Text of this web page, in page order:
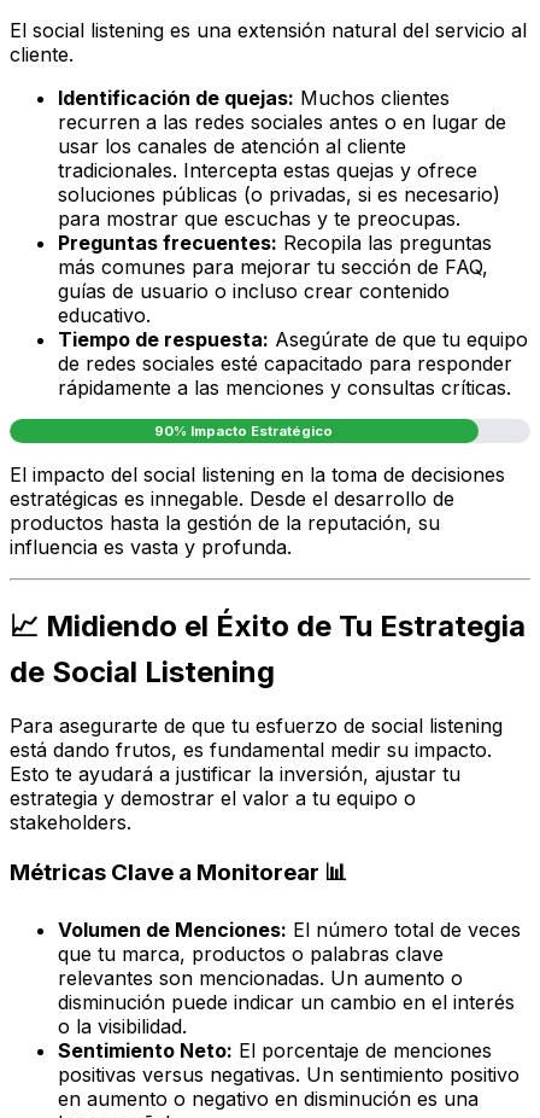
El social listening es una extensión natural del servicio al
cliente.
Identificación de quejas: Muchos clientes
recurren a las redes sociales antes o en lugar de
usar los canales de atención al cliente
tradicionales. Intercepta estas quejas y ofrece
soluciones públicas (o privadas, si es necesario)
para mostrar que escuchas y te preocupas.
Preguntas frecuentes: Recopila las preguntas
más comunes para mejorar tu sección de FAQ,
guías de usuario o incluso crear contenido
educativo.
Tiempo de respuesta: Asegúrate de que tu equipo
de redes sociales esté capacitado para responder
rápidamente a las menciones y consultas críticas.
90% Impacto Estratégico
El impacto del social listening en la toma de decisiones
estratégicas es innegable. Desde el desarrollo de
productos hasta la gestión de la reputación, su
influencia es vasta y profunda.
📈 Midiendo el Éxito de Tu Estrategia
de Social Listening
Para asegurarte de que tu esfuerzo de social listening
está dando frutos, es fundamental medir su impacto.
Esto te ayudará a justificar la inversión, ajustar tu
estrategia y demostrar el valor a tu equipo o
stakeholders.
Métricas Clave a Monitorear 📊
Volumen de Menciones: El número total de veces
que tu marca, productos o palabras clave
relevantes son mencionadas. Un aumento o
disminución puede indicar un cambio en el interés
o la visibilidad.
Sentimiento Neto: El porcentaje de menciones
positivas versus negativas. Un sentimiento positivo
en aumento o negativo en disminución es una